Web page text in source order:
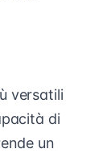
versatili
di
un